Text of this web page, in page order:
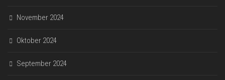
November 2024
Oktober 2024
September 2024